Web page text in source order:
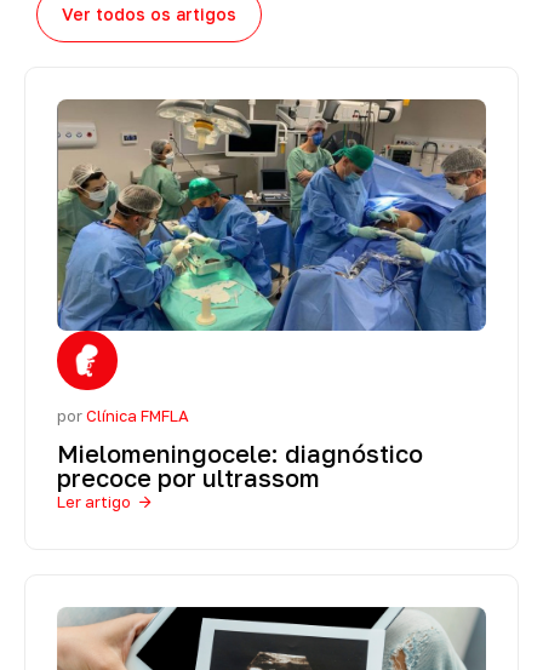
Ver todos os artigos
porClínica FMFLA
Mielomeningocele: diagnóstico
precoce por ultrassom
Ler artigo